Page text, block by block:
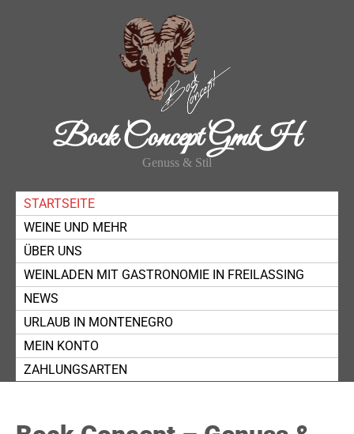
Bock Concept GmbH
Genuss & Stil
STARTSEITE
WEINE UND MEHR
ÜBER UNS
WEINLADEN MIT GASTRONOMIE IN FREILASSING
NEWS
URLAUB IN MONTENEGRO
MEIN KONTO
ZAHLUNGSARTEN